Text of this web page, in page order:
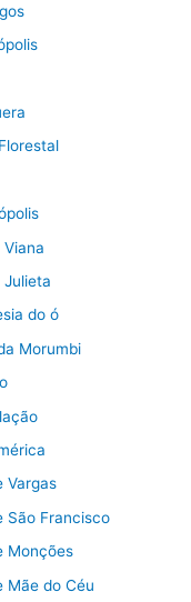
Julieta
do ó
Morumbi
Vargas
São Francisco
Monções
Mãe do Céu